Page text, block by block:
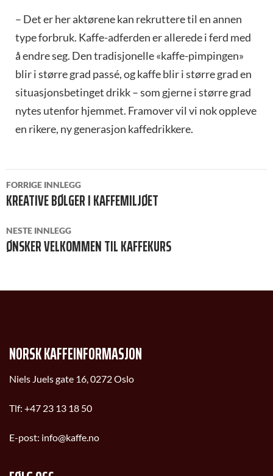
– Det er her aktørene kan rekruttere til en annen
type forbruk. Kaffe-adferden er allerede i ferd med
å endre seg. Den tradisjonelle «kaffe-pimpingen»
blir i større grad passé, og kaffe blir i større grad en
situasjonsbetinget drikk – som gjerne i større grad
nytes utenfor hjemmet. Framover vil vi nok oppleve
en rikere, ny generasjon kaffedrikkere.
INNLEGGSNAVIGASJON
FORRIGE INNLEGG
KREATIVE BØLGER I KAFFEMILJØET
NESTE INNLEGG
ØNSKER VELKOMMEN TIL KAFFEKURS
NORSK KAFFEINFORMASJON
Niels Juels gate 16, 0272 Oslo
Tlf: +47 23 13 18 50
E-post: info@kaffe.no